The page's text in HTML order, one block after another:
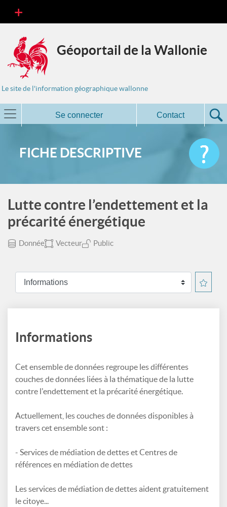
Géoportail de la Wallonie
Le site de l'information géographique wallonne
Se connecter Contact
FICHE DESCRIPTIVE
Lutte contre l’endettement et la
précarité énergétique
Donnée Vecteur Public
Informations
Cet ensemble de données regroupe les différentes
couches de données liées à la thématique de la lutte
contre l'endettement et la précarité énergétique.
Actuellement, les couches de données disponibles à
travers cet ensemble sont :
- Services de médiation de dettes et Centres de
références en médiation de dettes
Les services de médiation de dettes aident gratuitement
le citoye...